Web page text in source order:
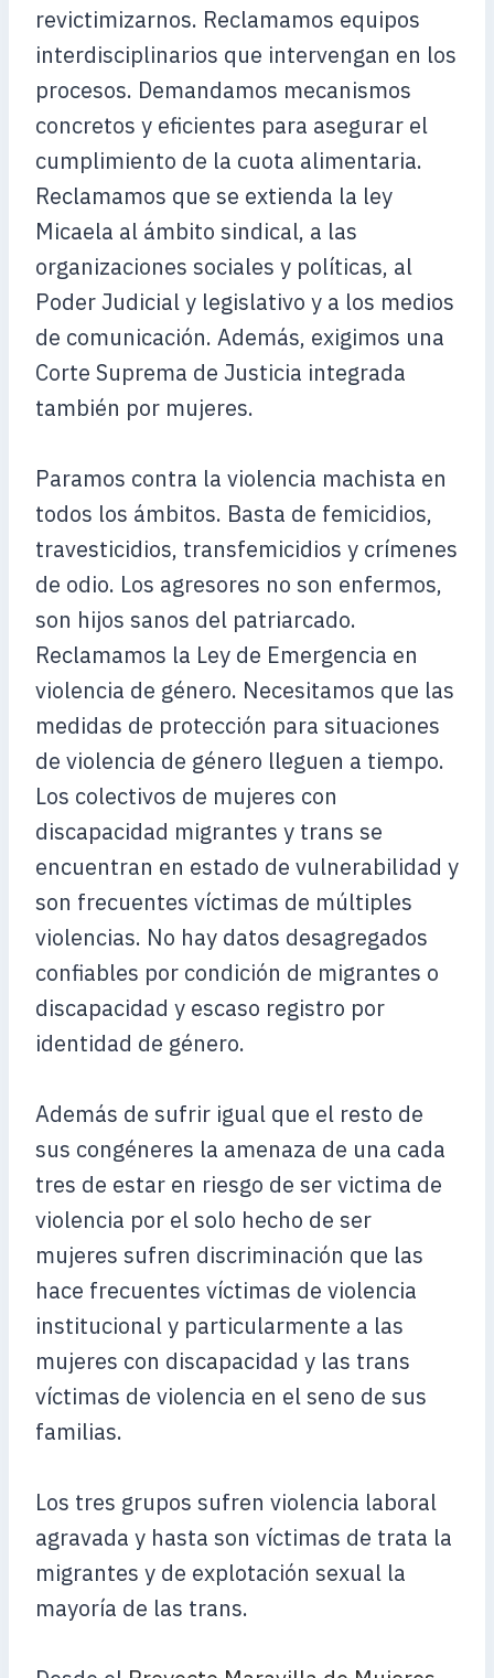
revictimizarnos. Reclamamos equipos
interdisciplinarios que intervengan en los
procesos. Demandamos mecanismos
concretos y eficientes para asegurar el
cumplimiento de la cuota alimentaria.
Reclamamos que se extienda la ley
Micaela al ámbito sindical, a las
organizaciones sociales y políticas, al
Poder Judicial y legislativo y a los medios
de comunicación. Además, exigimos una
Corte Suprema de Justicia integrada
también por mujeres.
Paramos contra la violencia machista en
todos los ámbitos. Basta de femicidios,
travesticidios, transfemicidios y crímenes
de odio. Los agresores no son enfermos,
son hijos sanos del patriarcado.
Reclamamos la Ley de Emergencia en
violencia de género. Necesitamos que las
medidas de protección para situaciones
de violencia de género lleguen a tiempo.
Los colectivos de mujeres con
discapacidad migrantes y trans se
encuentran en estado de vulnerabilidad y
son frecuentes víctimas de múltiples
violencias. No hay datos desagregados
confiables por condición de migrantes o
discapacidad y escaso registro por
identidad de género.
Además de sufrir igual que el resto de
sus congéneres la amenaza de una cada
tres de estar en riesgo de ser victima de
violencia por el solo hecho de ser
mujeres sufren discriminación que las
hace frecuentes víctimas de violencia
institucional y particularmente a las
mujeres con discapacidad y las trans
víctimas de violencia en el seno de sus
familias.
Los tres grupos sufren violencia laboral
agravada y hasta son víctimas de trata la
migrantes y de explotación sexual la
mayoría de las trans.